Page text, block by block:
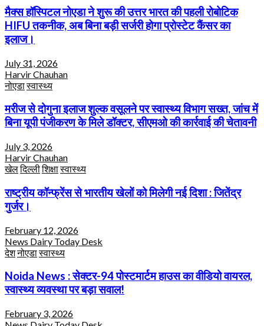
मैक्स हॉस्पिटल नोएडा ने शुरू की उत्तर भारत की पहली रोबोटिक
HIFU तकनीक, अब बिना बड़ी सर्जरी होगा प्रोस्टेट कैंसर का
इलाज।
July 31, 2026
Harvir Chauhan
नोएडास्वास्थ्य
मरीज से दोगुना इलाज शुल्क वसूलने पर स्वास्थ्य विभाग सख्त, जांच में
बिना यूपी पंजीकरण के मिले डॉक्टर, सीएमओ की कार्रवाई की चेतावनी
July 3, 2026
Harvir Chauhan
खेलदिल्लीशिक्षास्वास्थ्य
राष्ट्रीय कॉन्फ्रेंस से भारतीय खेलों को मिलेगी नई दिशा : जितेंद्र
गुर्जर।
February 12, 2026
News Dairy Today Desk
देशनोएडास्वास्थ्य
Noida News : सेक्टर-94 पोस्टमार्टम हाउस का वीडियो वायरल,
स्वास्थ्य व्यवस्था पर बड़ा सवाल!
February 3, 2026